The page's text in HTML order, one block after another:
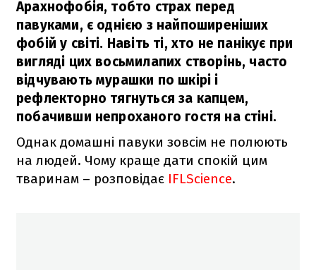
Арахнофобія, тобто страх перед
павуками, є однією з найпоширеніших
фобій у світі. Навіть ті, хто не панікує при
вигляді цих восьмилапих створінь, часто
відчувають мурашки по шкірі і
рефлекторно тягнуться за капцем,
побачивши непроханого гостя на стіні.
Однак домашні павуки зовсім не полюють
на людей. Чому краще дати спокій цим
тваринам – розповідає IFLScience.